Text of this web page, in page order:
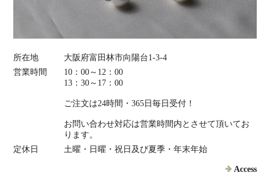
所在地
大阪府富田林市向陽台1-3-4
営業時間
10：00～12：00
13：30～17：00
ご注文は24時間・365日毎日受付！
お問い合わせ対応は営業時間内とさせて頂いてお
ります。
定休日
土曜・日曜・祝日及び夏季・年末年始
Access